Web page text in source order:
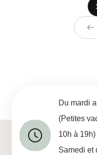
Du mardi
(Petites
10h à 19h)
Samedi et